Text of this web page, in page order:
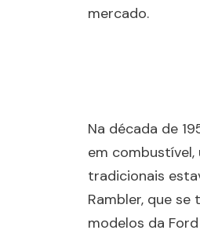
mercado.
Na década de
em
tradicionais
Rambler, que
modelos da